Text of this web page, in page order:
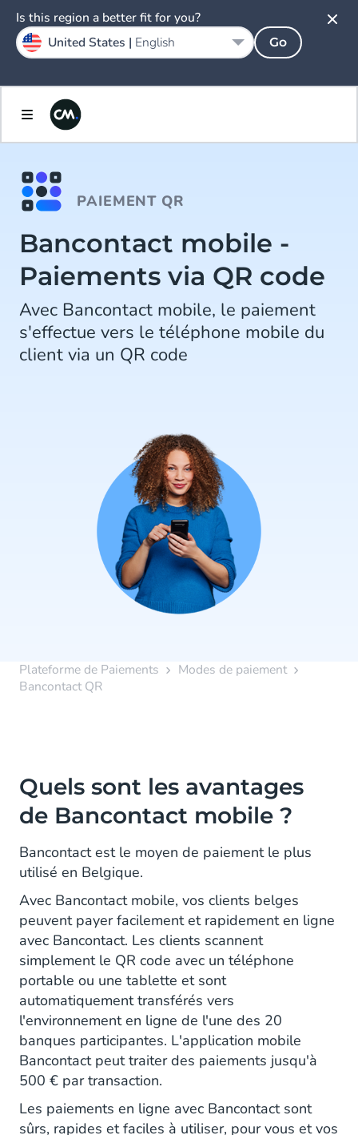
PAIEMENT QR
Bancontact mobile -
Paiements via QR code
Avec Bancontact mobile, le paiement
s'effectue vers le téléphone mobile du
client via un QR code
Plateforme de Paiements
Modes de paiement
Bancontact QR
Quels sont les avantages
de Bancontact mobile ?
Bancontact est le moyen de paiement le plus
utilisé en Belgique.
Avec Bancontact mobile, vos clients belges
peuvent payer facilement et rapidement en ligne
avec Bancontact. Les clients scannent
simplement le QR code avec un téléphone
portable ou une tablette et sont
automatiquement transférés vers
l'environnement en ligne de l'une des 20
banques participantes. L'application mobile
Bancontact peut traiter des paiements jusqu'à
500 € par transaction.
Les paiements en ligne avec Bancontact sont
sûrs, rapides et faciles à utiliser, pour vous et vos
Is this region a better fit for you?
United States | English Go